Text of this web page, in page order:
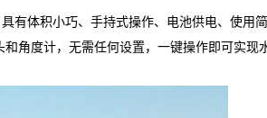
有体积小巧、手持式操作、电池供电、使
角度计，无需任何设置，一键操作即可实现